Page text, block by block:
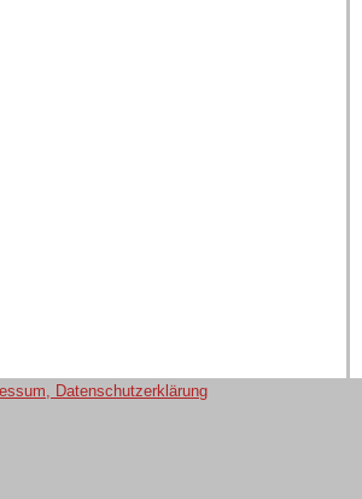
Datenschutzerklärung